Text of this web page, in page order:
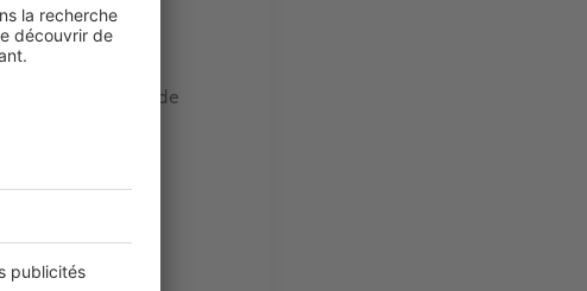
le coût des
à laCaisse
cas, c'est
avec un plafond de